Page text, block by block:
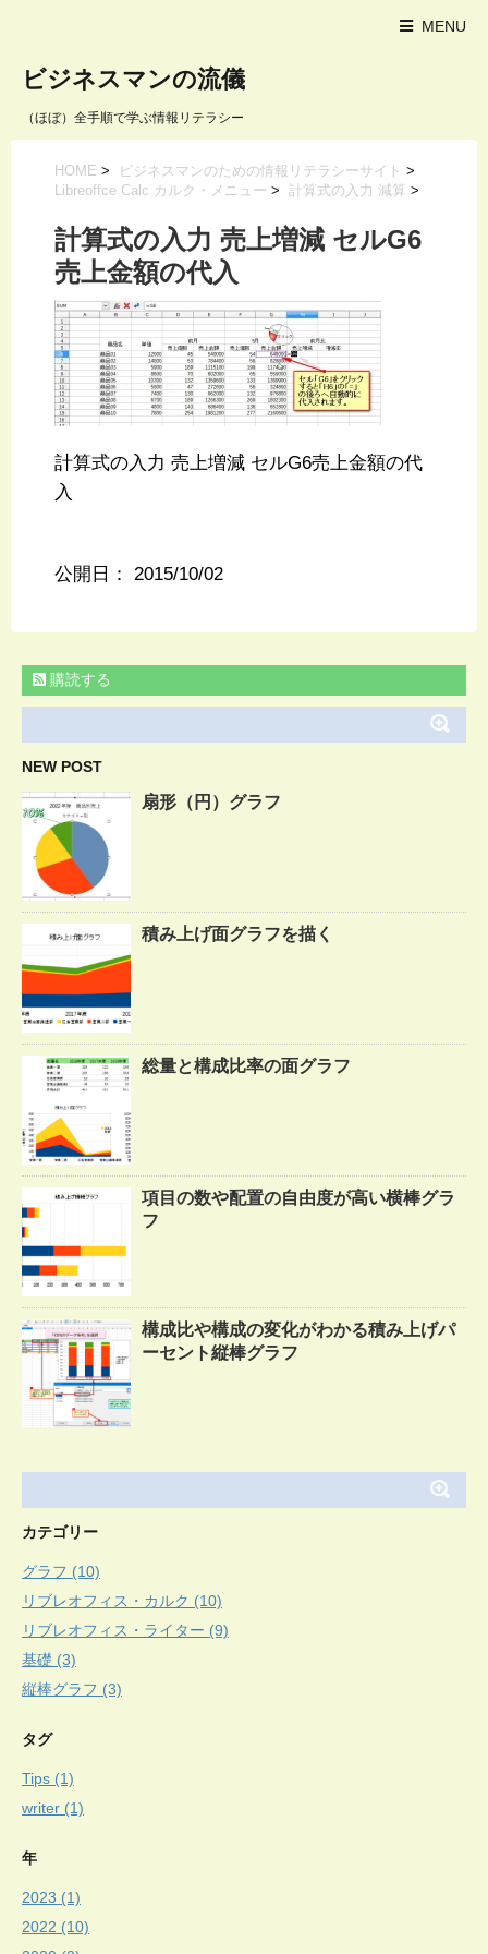
MENU
ビジネスマンの流儀
（ほぼ）全手順で学ぶ情報リテラシー
HOME > ビジネスマンのための情報リテラシーサイト >
Libreoffce Calc カルク・メニュー > 計算式の入力 減算 >
計算式の入力 売上増減 セルG6
売上金額の代入
計算式の入力 売上増減 セルG6売上金額の代
入
公開日： 2015/10/02
購読する
NEW POST
扇形（円）グラフ
積み上げ面グラフを描く
総量と構成比率の面グラフ
項目の数や配置の自由度が高い横棒グラ
フ
構成比や構成の変化がわかる積み上げパ
ーセント縦棒グラフ
カテゴリー
グラフ (10)
リブレオフィス・カルク (10)
リブレオフィス・ライター (9)
基礎 (3)
縦棒グラフ (3)
タグ
Tips (1)
writer (1)
年
2023 (1)
2022 (10)